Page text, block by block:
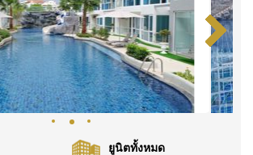
สำนักงาน:+66807945904และ LINE:
ยูนิตทั้งหมด